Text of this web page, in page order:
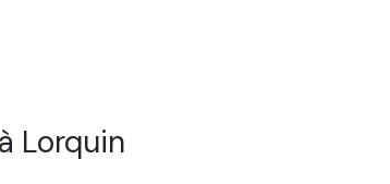
Lorquin